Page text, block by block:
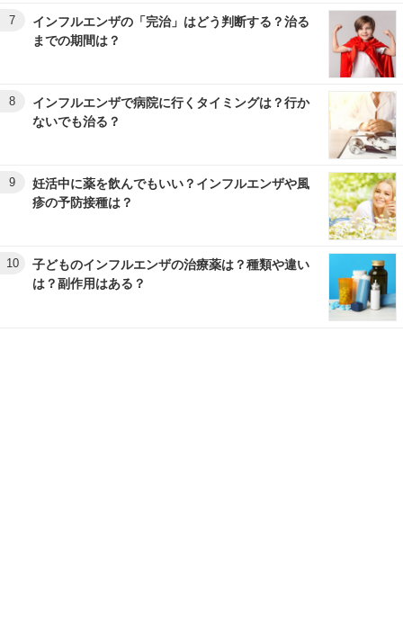
7
インフルエンザの「完治」はどう判断する？治る
までの期間は？
8
インフルエンザで病院に行くタイミングは？行か
ないでも治る？
9
妊活中に薬を飲んでもいい？インフルエンザや風
疹の予防接種は？
10
子どものインフルエンザの治療薬は？種類や違い
は？副作用はある？